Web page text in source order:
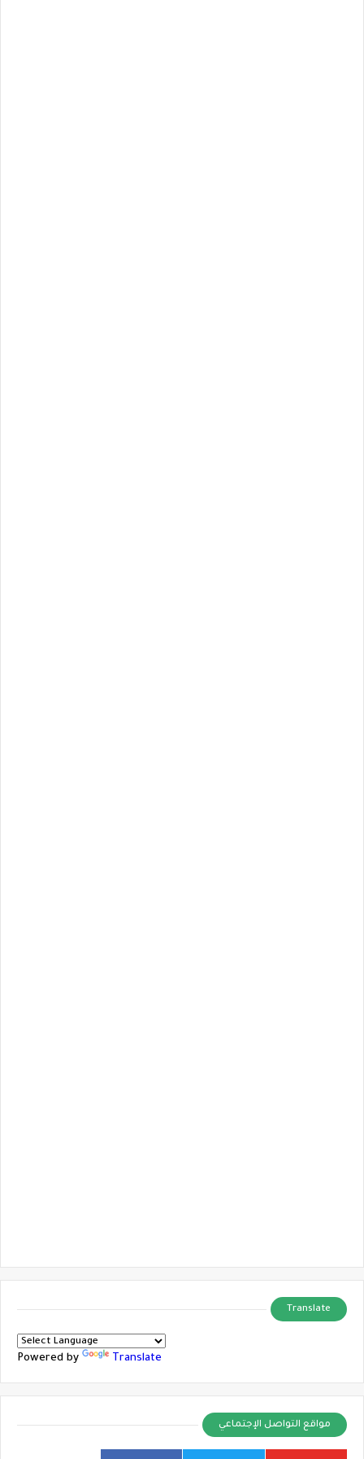
Translate
Powered by Translate
مواقع التواصل الإجتماعي